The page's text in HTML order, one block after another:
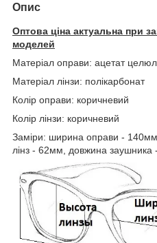
Опис
Оптова ціна актуальна при
моделей
Матеріал оправи: ацетат
Матеріал лінзи: полікарбонат
Колір оправи: коричневий
Колір лінзи: коричневий
Заміри: ширина оправи -
лінз - 62мм, довжина